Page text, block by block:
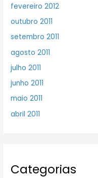
fevereiro 2012
outubro 2011
setembro 2011
agosto 2011
julho 2011
junho 2011
maio 2011
abril 2011
Categorias